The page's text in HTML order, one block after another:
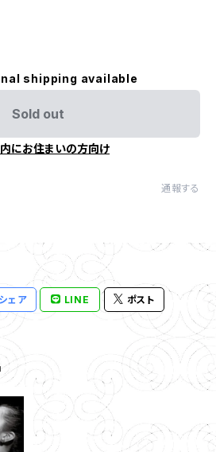
shipping available
Sold out
にお住まいの方向け
通報する
シェア LINE ポスト